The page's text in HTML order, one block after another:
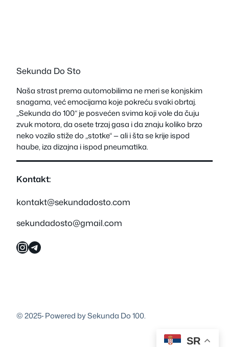
Sekunda Do Sto
Naša strast prema automobilima ne meri se konjskim
snagama, već emocijama koje pokreću svaki obrtaj.
„Sekunda do 100“ je posvećen svima koji vole da čuju
zvuk motora, da osete trzaj gasa i da znaju koliko brzo
neko vozilo stiže do „stotke“ — ali i šta se krije ispod
haube, iza dizajna i ispod pneumatika.
Kontakt:
kontakt@sekundadosto.com
sekundadosto@gmail.com
InstagramTelegram
© 2025·Powered by Sekunda Do 100.
SR